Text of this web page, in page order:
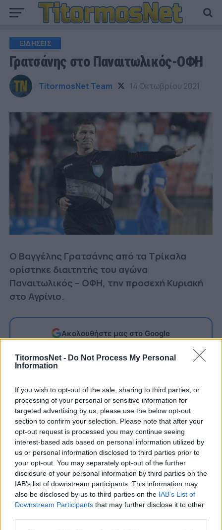
TitormosNet - Do Not Process My Personal
Information
If you wish to opt-out of the sale, sharing to third parties, or
processing of your personal or sensitive information for
targeted advertising by us, please use the below opt-out
section to confirm your selection. Please note that after your
opt-out request is processed you may continue seeing
interest-based ads based on personal information utilized by
us or personal information disclosed to third parties prior to
your opt-out. You may separately opt-out of the further
disclosure of your personal information by third parties on the
IAB’s list of downstream participants. This information may
also be disclosed by us to third parties on the IAB’s List of
Downstream Participants that may further disclose it to other
ΕΙΔΗΣΕΙΣ
Γρατσάνης στο Παναιτωλικός-ΟΦΗ
TitormosNet Team 14 Οκτωβρίου 2021
Ο Βαγγέλης Γρατσάνης από τα Τρίκαλα
ορίστηκε διαιτητής του αγώνα
Παναιτωλικός – ΟΦΗ, την προσεχή Κυριακή
στο Αγρίνιο.
Ακολουθήστε μας στο Google
αναζήτησης
Η ΚΕΔ όρισε ως βοηθούς του τον Αλεξέα
(Μεσσηνίας) και τον Κωνσταντίνου (Πρέβεζας/
Λευκάδας). Τέταρτος διαιτητής θα είναι ο
Κουκούλας (Λέσβου) και στο VAR ο Τζήλος
(Λάρισας).